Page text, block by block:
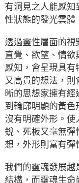
有洞見之人能感
性狀態的發光雲體
透過靈性層面的
直覺、欲望、情
感知，會呈現具
又高貴的想法，
晰的思想家擁有
到輪廓明顯的黃
沒有明確外形。
銳、死板又毫無
想，外形則富有彈
我們的靈魂發展
結構，而靈魂生